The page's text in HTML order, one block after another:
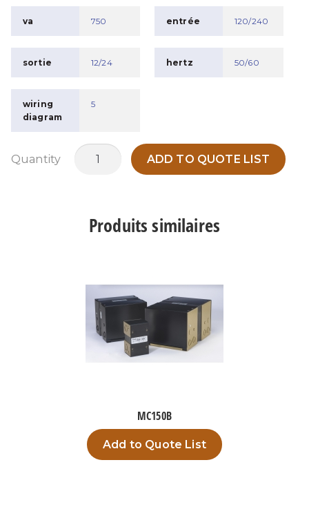
va 750 entrée 120/240
sortie 12/24 hertz 50/60
wiring
diagram
5
Quantity
quantité
ADD TO QUOTE LIST
Produits similaires
MC150B
Add to Quote List